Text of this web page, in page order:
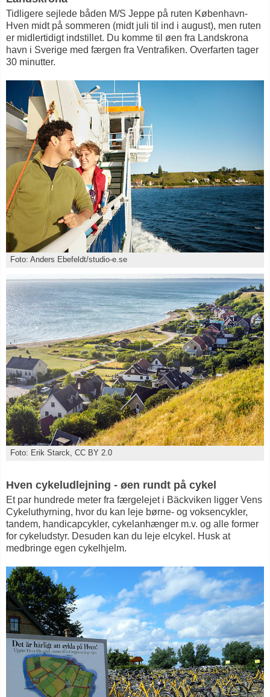
Tidligere sejlede båden M/S Jeppe på ruten København-
Hven midt på sommeren (midt juli til ind i august), men ruten
er midlertidigt indstillet. Du komme til øen fra Landskrona
havn i Sverige med færgen fra Ventrafiken. Overfarten tager
30 minutter.
Foto: Anders Ebefeldt/studio-e.se
Foto: Erik Starck, CC BY 2.0
Hven cykeludlejning - øen rundt på cykel
Et par hundrede meter fra færgelejet i Bäckviken ligger Vens
Cykeluthyrning, hvor du kan leje børne- og voksencykler,
tandem, handicapcykler, cykelanhænger m.v. og alle former
for cykeludstyr. Desuden kan du leje elcykel. Husk at
medbringe egen cykelhjelm.